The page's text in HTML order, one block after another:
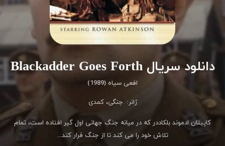
دانلود سریال Blackadder Goes Forth
افعی سیاه (1989)
ژانر: جنگی،کمدی
کاپیتان ادموند بلکاددر که در میانه جنگ جهانی اول گیر افتاده است، تمام
تلاش خود را می کند تا از جنگ فرار کند...